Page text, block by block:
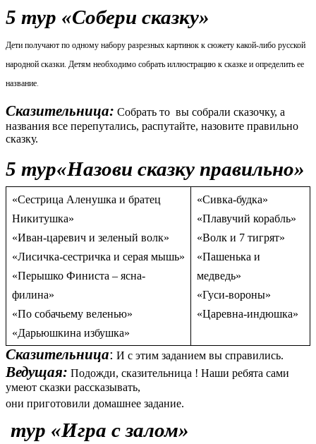
5 тур «Собери сказку»
Дети получают по одному набору разрезных картинок к сюжету какой-либо русской
народной сказки. Детям необходимо собрать иллюстрацию к сказке и определить ее
название.
Сказительница: Собрать то вы собрали сказочку, а
названия все перепутались, распутайте, назовите правильно
сказку.
5 тур«Назови сказку правильно»
«Сестрица Аленушка и братец
Никитушка»
«Иван-царевич и зеленый волк»
«Лисичка-сестричка и серая мышь»
«Перышко Финиста – ясна-
филина»
«По собачьему веленью»
«Дарьюшкина избушка»
«Сивка-будка»
«Плавучий корабль»
«Волк и 7 тигрят»
«Пашенька и
медведь»
«Гуси-вороны»
«Царевна-индюшка»
Сказительница: И с этим заданием вы справились.
Ведущая: Подожди, сказительница ! Наши ребята сами
умеют сказки рассказывать,
они приготовили домашнее задание.
тур «Игра с залом»